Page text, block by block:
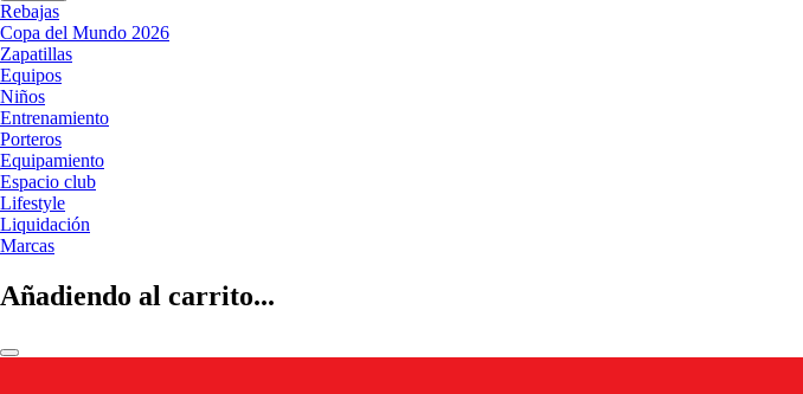
Rebajas
Copa del Mundo 2026
Zapatillas
Equipos
Niños
Entrenamiento
Porteros
Equipamiento
Espacio club
Lifestyle
Liquidación
Marcas
Añadiendo al carrito...